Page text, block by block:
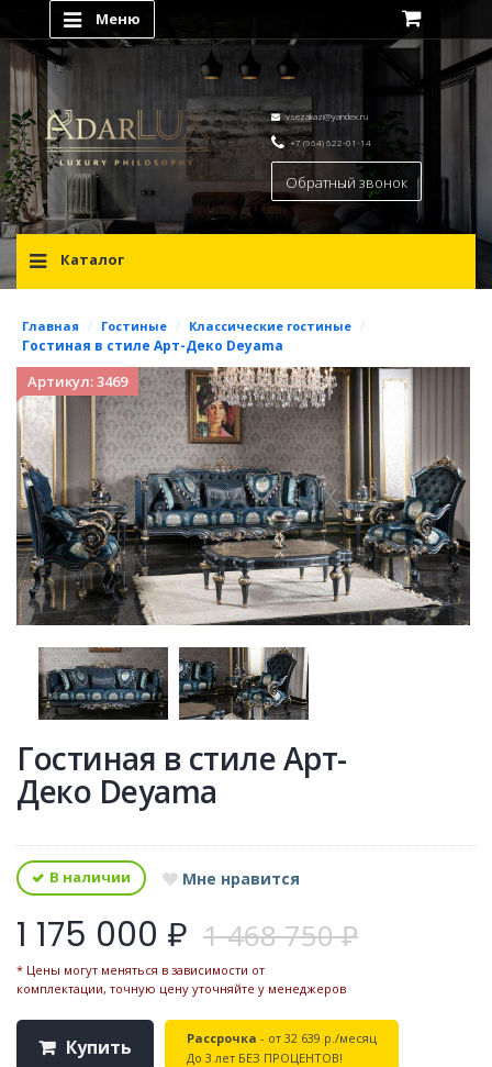
Меню
vsezakazi@yandex.ru
+7 (964) 622-01-14
Обратный звонок
Каталог
Главная / Гостиные / Классические гостиные /
Гостиная в стиле Арт-Деко Deyama
Артикул: 3469
Гостиная в стиле Арт-
Деко Deyama
В наличии Мне нравится
1 175 000 ₽ 1 468 750 ₽
* Цены могут меняться в зависимости от
комплектации, точную цену уточняйте у менеджеров
Купить Рассрочка - от 32 639 р./месяц
До 3 лет БЕЗ ПРОЦЕНТОВ!